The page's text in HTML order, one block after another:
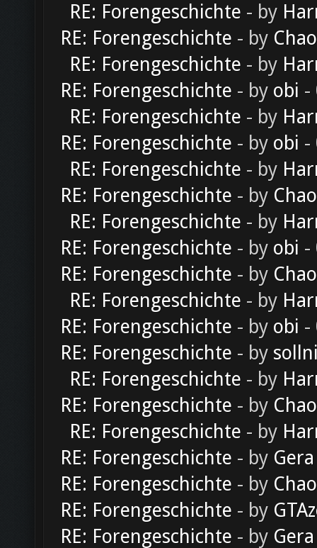
RE: Forengeschichte - by
RE: Forengeschichte - by
RE: Forengeschichte - by
RE: Forengeschichte - by obi -
RE: Forengeschichte - by
RE: Forengeschichte - by obi -
RE: Forengeschichte - by
RE: Forengeschichte - by
RE: Forengeschichte - by
RE: Forengeschichte - by obi -
RE: Forengeschichte - by
RE: Forengeschichte - by
RE: Forengeschichte - by obi -
RE: Forengeschichte - by
RE: Forengeschichte - by
RE: Forengeschichte - by
RE: Forengeschichte - by
RE: Forengeschichte - by Gera
RE: Forengeschichte - by
RE: Forengeschichte - by
RE: Forengeschichte - by Gera